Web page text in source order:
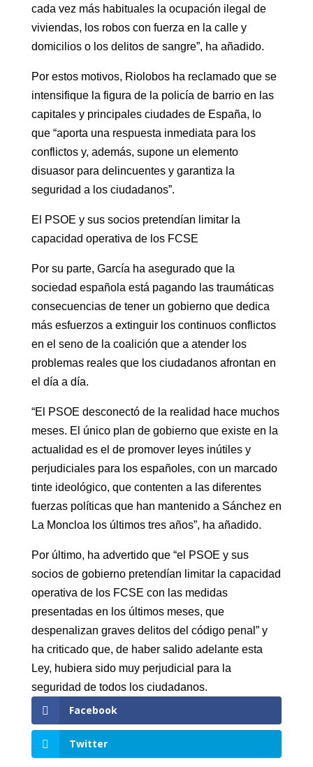
cada vez más habituales la ocupación ilegal de
viviendas, los robos con fuerza en la calle y
domicilios o los delitos de sangre”, ha añadido.
Por estos motivos, Riolobos ha reclamado que se
intensifique la figura de la policía de barrio en las
capitales y principales ciudades de España, lo
que “aporta una respuesta inmediata para los
conflictos y, además, supone un elemento
disuasor para delincuentes y garantiza la
seguridad a los ciudadanos”.
El PSOE y sus socios pretendían limitar la
capacidad operativa de los FCSE
Por su parte, García ha asegurado que la
sociedad española está pagando las traumáticas
consecuencias de tener un gobierno que dedica
más esfuerzos a extinguir los continuos conflictos
en el seno de la coalición que a atender los
problemas reales que los ciudadanos afrontan en
el día a día.
“El PSOE desconectó de la realidad hace muchos
meses. El único plan de gobierno que existe en la
actualidad es el de promover leyes inútiles y
perjudiciales para los españoles, con un marcado
tinte ideológico, que contenten a las diferentes
fuerzas políticas que han mantenido a Sánchez en
La Moncloa los últimos tres años”, ha añadido.
Por último, ha advertido que “el PSOE y sus
socios de gobierno pretendían limitar la capacidad
operativa de los FCSE con las medidas
presentadas en los últimos meses, que
despenalizan graves delitos del código penal” y
ha criticado que, de haber salido adelante esta
Ley, hubiera sido muy perjudicial para la
seguridad de todos los ciudadanos.
Facebook
Twitter